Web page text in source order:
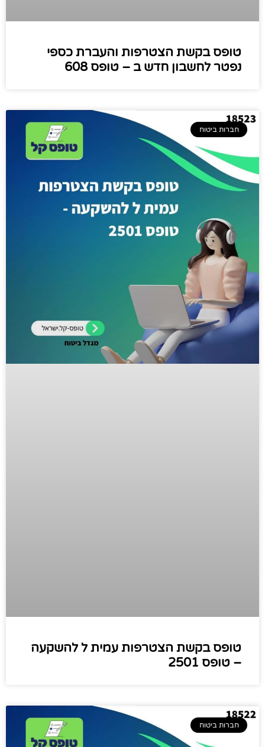
טופס בקשת הצטרפות והעברת כספי
נפטר לחשבון חדש ב – טופס 608
חברות ביטוח
טופס בקשת הצטרפות עמית ל להשקעה
– טופס 2501
חברות ביטוח